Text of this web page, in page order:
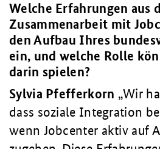
Welche Erfahrungen aus
Zusammenarbeit mit
den Aufbau Ihres
ein, und welche Rolle
darin spielen?
Sylvia Pfefferkorn
Wir
dass soziale Integration
wenn Jobcenter aktiv auf